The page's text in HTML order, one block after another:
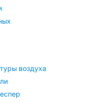
воздуха